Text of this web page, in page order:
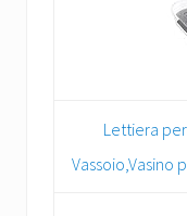
Lettiera
Vassoio,Vasino